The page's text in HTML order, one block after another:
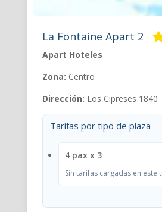
La Fontaine Apart 2
Apart Hoteles
Zona: Centro
Dirección: Los Cipreses 1840
Tarifas por tipo de plaza
4 pax x 3
Sin tarifas cargadas en este